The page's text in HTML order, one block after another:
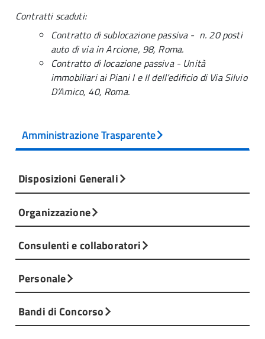
Contratti scaduti:
Contratto di sublocazione passiva - n. 20 posti
auto di via in Arcione, 98, Roma.
Contratto di locazione passiva - Unità
immobiliari ai Piani I e II dell’edificio di Via Silvio
D’Amico, 40, Roma.
Amministrazione Trasparente
Disposizioni Generali
Organizzazione
Consulenti e collaboratori
Personale
Bandi di Concorso